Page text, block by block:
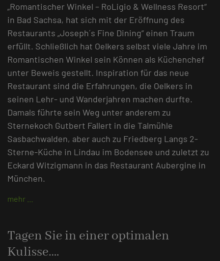
„Romantischer Winkel – RoLigio & Wellness Resort“
in Bad Sachsa, hat sich mit der Eröffnung des
Restaurants „Joseph´s Fine Dining“ einen Traum
erfüllt. Schließlich hat Oelkers selbst viele Jahre im
Romantischen Winkel sein Können als Küchenchef
unter Beweis gestellt. Inspiration für das neue
Restaurant sind die Erfahrungen, die Oelkers in
seinen Lehr- und Wanderjahren machen durfte.
Damals führte sein Weg unter anderem zu
Sternekoch Gutbert Fallert in die Talmühle
Sasbachwalden, aber auch zu Friedberg Langs 2-
Sterne-Küche in Lindau im Bodensee und zuletzt zu
Eckard Witzigmann in das Restaurant Aubergine in
München.
mehr …
Tagen Sie in einer optimalen
Kulisse….